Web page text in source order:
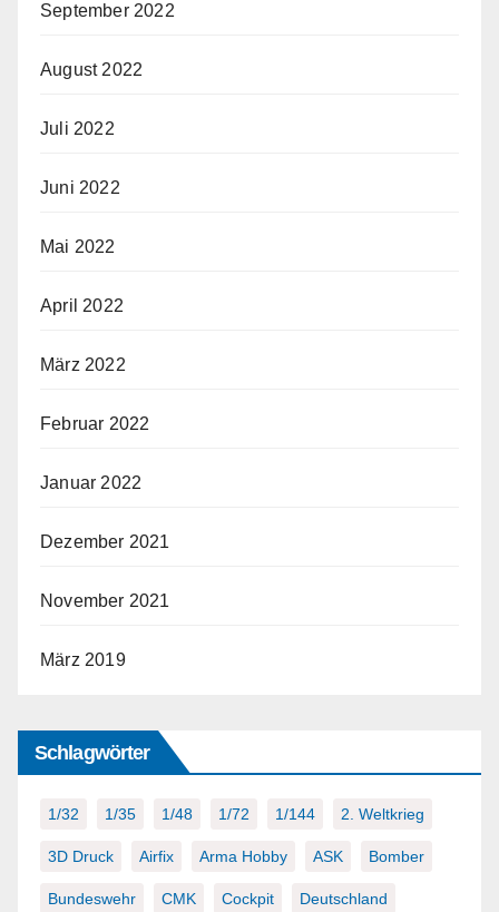
September 2022
August 2022
Juli 2022
Juni 2022
Mai 2022
April 2022
März 2022
Februar 2022
Januar 2022
Dezember 2021
November 2021
März 2019
Schlagwörter
1/32 1/35 1/48 1/72 1/144 2. Weltkrieg
3D Druck Airfix Arma Hobby ASK Bomber
Bundeswehr CMK Cockpit Deutschland